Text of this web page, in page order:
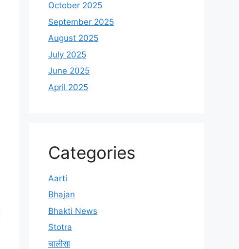
October 2025
September 2025
August 2025
July 2025
June 2025
April 2025
Categories
Aarti
Bhajan
Bhakti News
Stotra
चालीसा